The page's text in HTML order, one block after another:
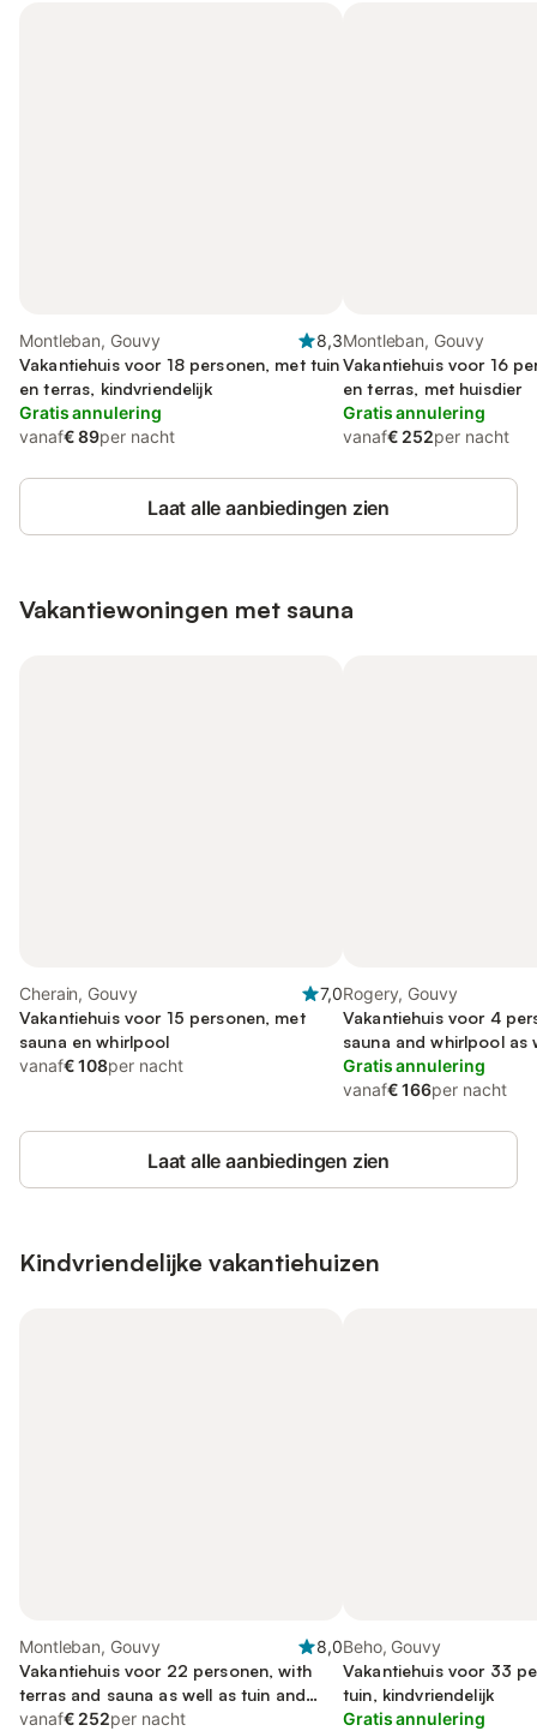
Montleban, Gouvy
8,3
Vakantiehuis voor 18 personen, met tuin
en terras, kindvriendelijk
Gratis annulering
vanaf€ 89per nacht
Montleban, Gouvy
Vakantiehuis voor 16
en terras, met huisdier
Gratis annulering
vanaf€ 252per nacht
Laat alle aanbiedingen zien
Vakantiewoningen met sauna
Cherain, Gouvy
7,0
Vakantiehuis voor 15 personen, met
sauna en whirlpool
vanaf€ 108per nacht
Rogery, Gouvy
Vakantiehuis voor 4
sauna and whirlpool as
met huisdier
Gratis annulering
vanaf€ 166per nacht
Laat alle aanbiedingen zien
Kindvriendelijke vakantiehuizen
Montleban, Gouvy
8,0
Vakantiehuis voor 22 personen, with
terras and sauna as well as tuin and
whirlpool
vanaf€ 252per nacht
Beho, Gouvy
Vakantiehuis voor 33
tuin, kindvriendelijk
Gratis annulering